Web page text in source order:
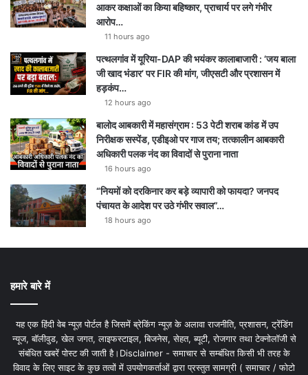
आकर कक्षाओं का किया बहिष्कार, प्राचार्य पर लगे गंभीर
आरोप…
11 hours ago
पत्थलगांव में यूरिया-DAP की भयंकर कालाबाजारी : ‘जय बाला
जी खाद भंडार’ पर FIR की मांग, जीएसटी और प्रशासन में
हड़कंप…
12 hours ago
बालोद आबकारी में महासंग्राम : 53 पेटी शराब कांड में उप
निरीक्षक सस्पेंड, एडीइओ पर गाज तय; तत्कालीन आबकारी
अधिकारी पलक नंद का विवादों से पुराना नाता
16 hours ago
“नियमों को दरकिनार कर बड़े व्यापारी को फायदा? जनपद
पंचायत के आदेश पर उठे गंभीर सवाल”…
18 hours ago
हमारे बारे में
यह एक हिंदी वेब न्यूज़ पोर्टल है जिसमें ब्रेकिंग न्यूज़ के अलावा राजनीति, प्रशासन, ट्रेंडिंग
न्यूज, बॉलीवुड, खेल जगत, लाइफस्टाइल, बिजनेस, सेहत, ब्यूटी, रोजगार तथा टेक्नोलॉजी से
संबंधित खबरें पोस्ट की जाती है।Disclaimer - समाचार से सम्बंधित किसी भी तरह के
विवाद के लिए साइट के कुछ तत्वों में उपयोगकर्ताओं द्वारा प्रस्तुत सामग्री ( समाचार / फोटो